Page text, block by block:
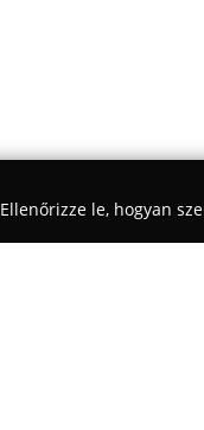
Ellenőrizze le, hogyan